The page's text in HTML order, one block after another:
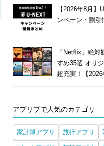
【2026年8月】
ンペーン・割引
「Netflix」絶
すめ35選 オリ
超充実！【2026
アプリブで人気のカテゴリ
家計簿アプリ 旅行アプリ